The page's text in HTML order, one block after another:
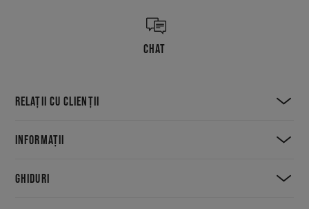
CHAT
RELAȚII CU CLIENȚII
INFORMAȚII
GHIDURI